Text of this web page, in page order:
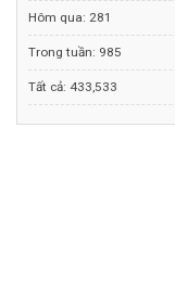
Hôm qua: 281
Trong tuần: 985
Tất cả: 433,533